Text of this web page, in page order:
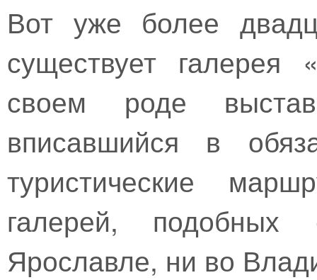
Вот уже более
существует галерея
своем роде
вписавшийся в
туристические
галерей,
Ярославле, ни во